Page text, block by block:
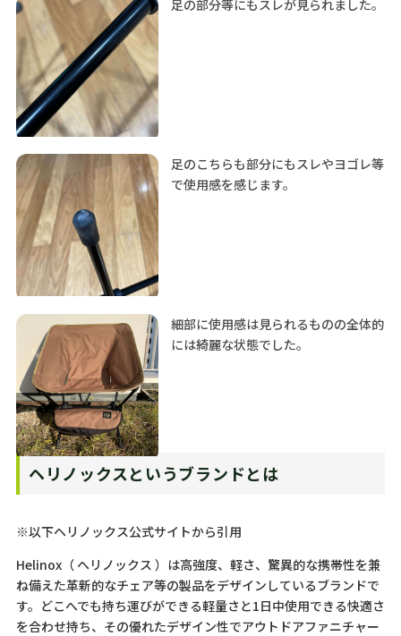
足の部分等にもスレが見られました。
足のこちらも部分にもスレやヨゴレ等
で使用感を感じます。
細部に使用感は見られるものの全体的
には綺麗な状態でした。
ヘリノックスというブランドとは
※以下ヘリノックス公式サイトから引用
Helinox（ ヘリノックス ）は高強度、軽さ、驚異的な携帯性を兼
ね備えた革新的なチェア等の製品をデザインしているブランドで
す。どこへでも持ち運びができる軽量さと1日中使用できる快適さ
を合わせ持ち、その優れたデザイン性でアウトドアファニチャー